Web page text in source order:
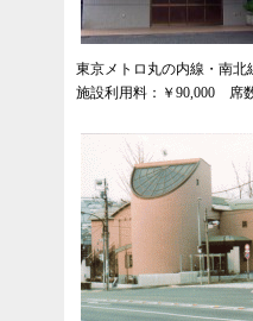
東京メトロ丸の内線・南
施設利用料：￥90,000 席